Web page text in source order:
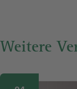
Weitere
Image